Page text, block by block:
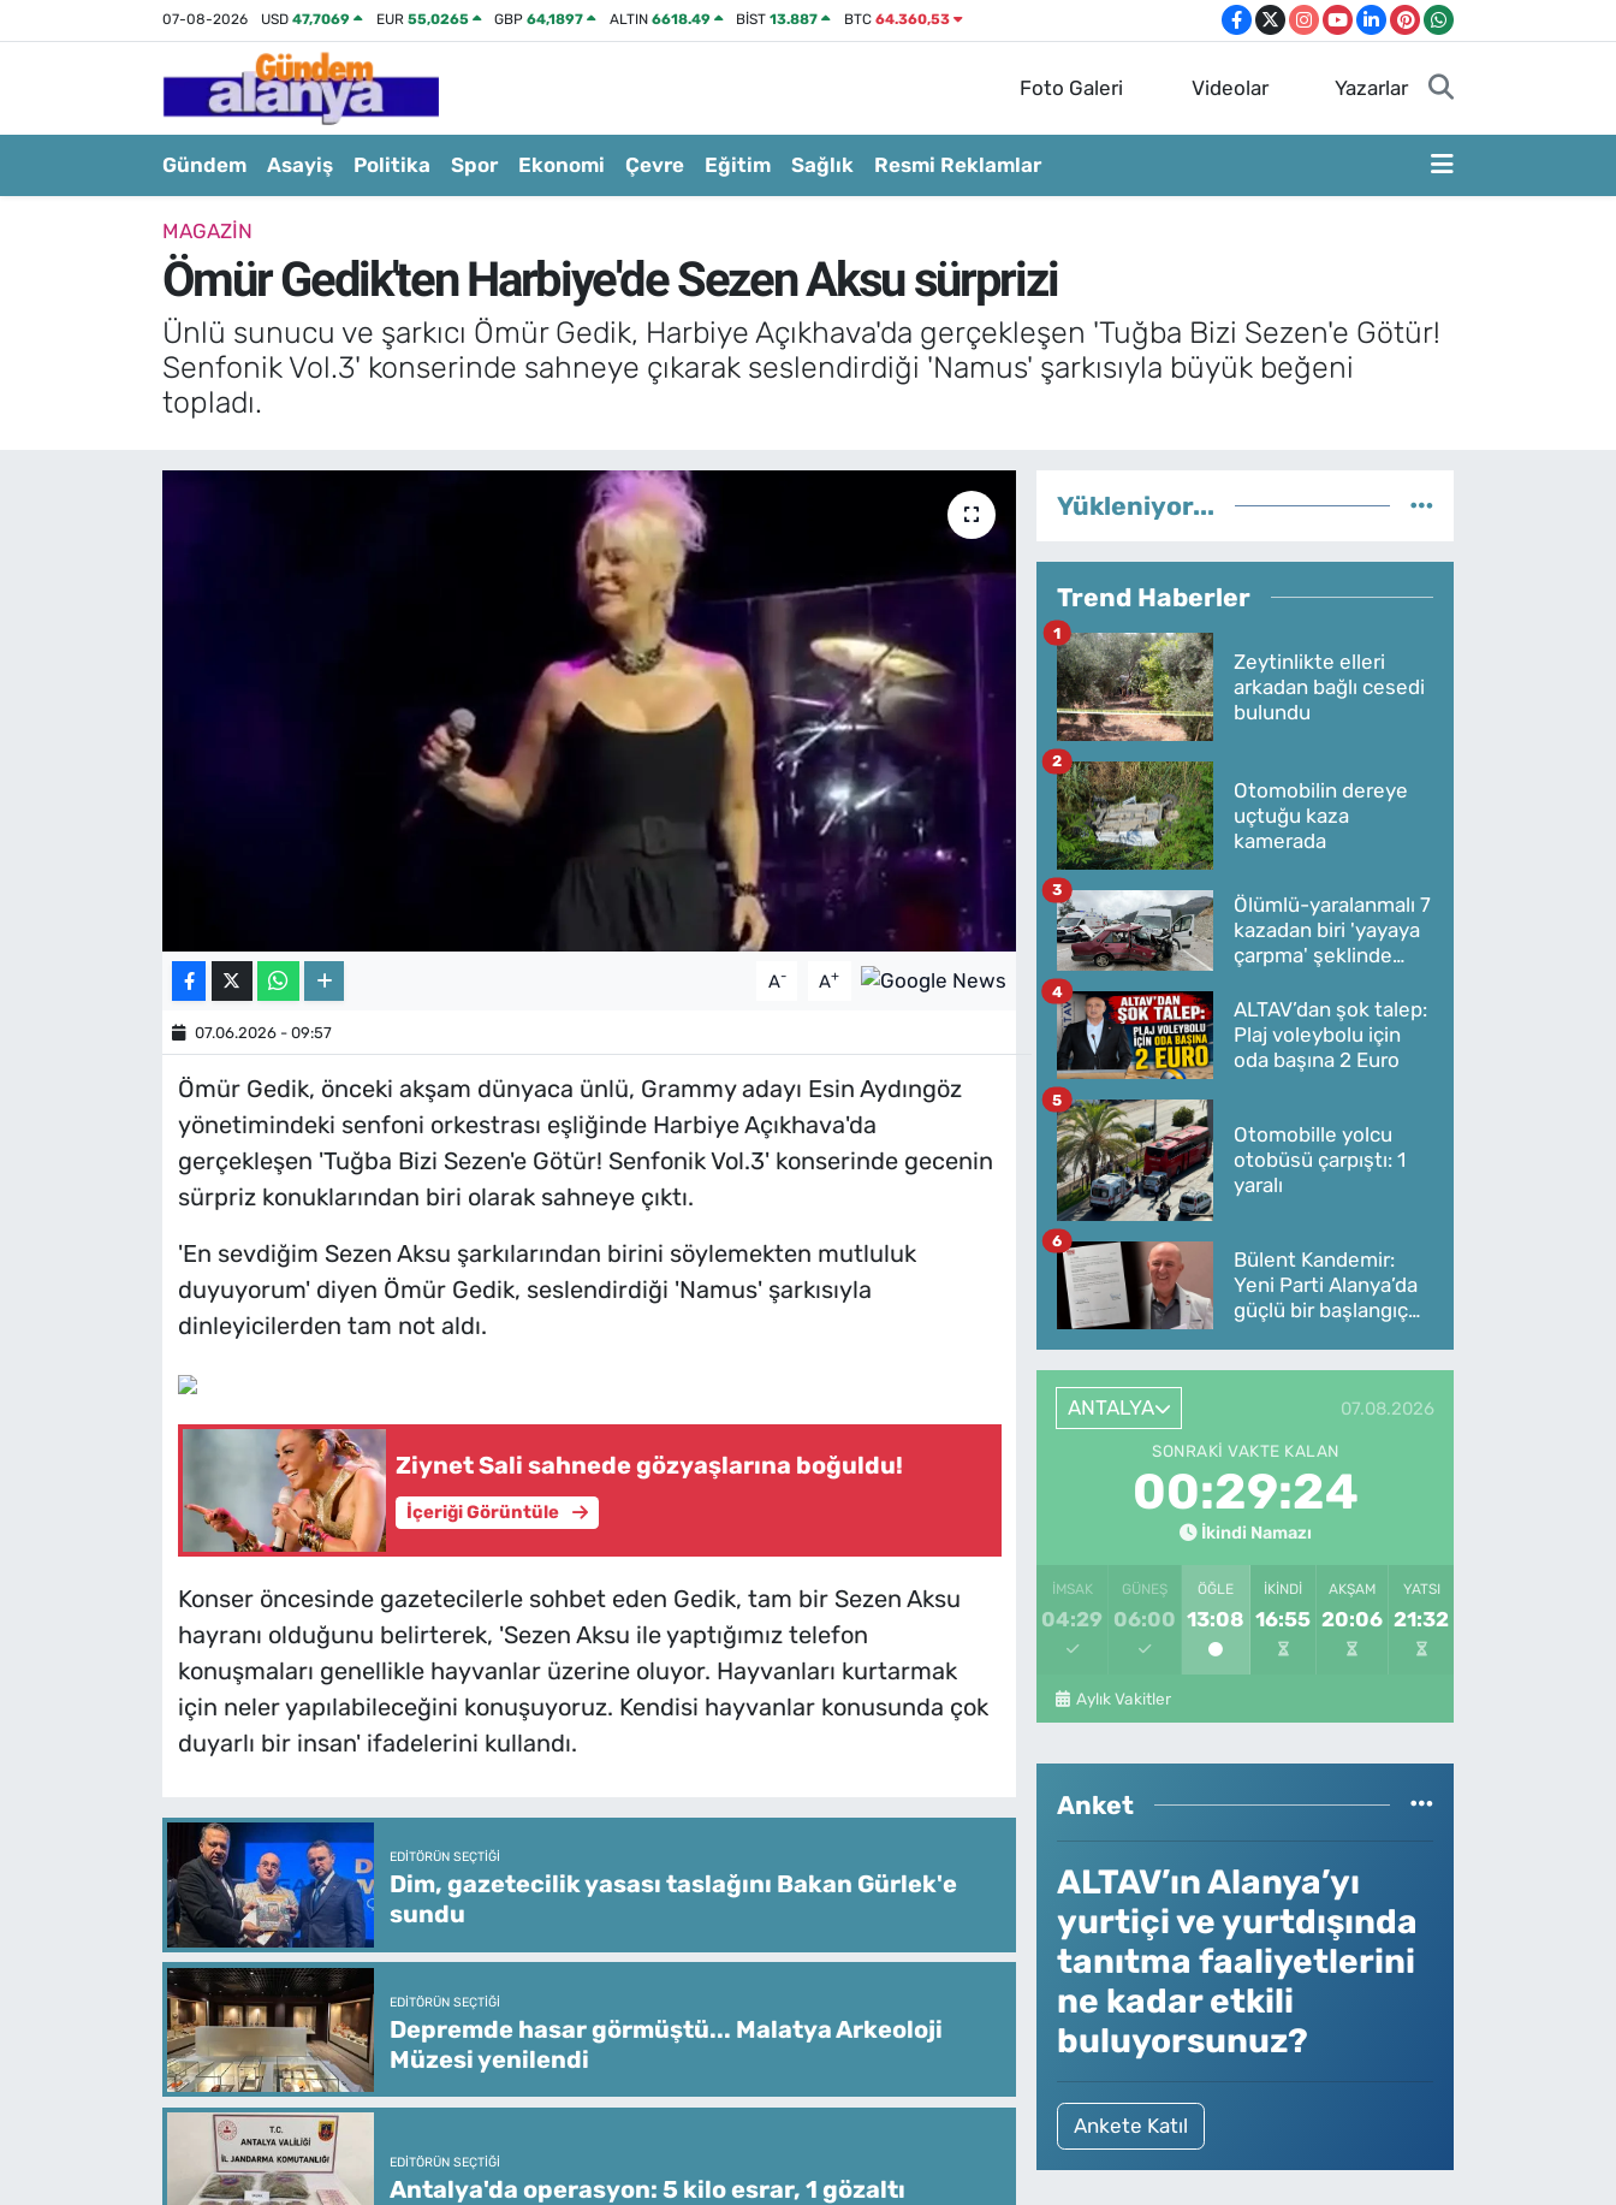
07-08-2026 USD47,7069 EUR 55,0265 GBP64,1897 ALTIN 6618.49 BİST13.887 BTC 64.360,53
Foto Galeri Videolar Yazarlar
Gündem Asayiş Politika Spor Ekonomi Çevre Eğitim Sağlık Resmi Reklamlar
MAGAZIN
Ömür Gedik'ten Harbiye'de Sezen Aksu sürprizi
Ünlü sunucu ve şarkıcı Ömür Gedik, Harbiye Açıkhava'da gerçekleşen 'Tuğba Bizi Sezen'e Götür!
Senfonik Vol.3' konserinde sahneye çıkarak seslendirdiği 'Namus' şarkısıyla büyük beğeni
topladı.
A- A+
07.06.2026 - 09:57
Ömür Gedik, önceki akşam dünyaca ünlü, Grammy adayı Esin Aydıngöz
yönetimindeki senfoni orkestrası eşliğinde Harbiye Açıkhava'da
gerçekleşen 'Tuğba Bizi Sezen'e Götür! Senfonik Vol.3' konserinde gecenin
sürpriz konuklarından biri olarak sahneye çıktı.
'En sevdiğim Sezen Aksu şarkılarından birini söylemekten mutluluk
duyuyorum' diyen Ömür Gedik, seslendirdiği 'Namus' şarkısıyla
dinleyicilerden tam not aldı.
Ziynet Sali sahnede gözyaşlarına boğuldu!
İçeriği Görüntüle
Konser öncesinde gazetecilerle sohbet eden Gedik, tam bir Sezen Aksu
hayranı olduğunu belirterek, 'Sezen Aksu ile yaptığımız telefon
konuşmaları genellikle hayvanlar üzerine oluyor. Hayvanları kurtarmak
için neler yapılabileceğini konuşuyoruz. Kendisi hayvanlar konusunda çok
duyarlı bir insan' ifadelerini kullandı.
EDITÖRÜN SEÇTIĞI
Dim, gazetecilik yasası taslağını Bakan Gürlek'e
sundu
EDITÖRÜN SEÇTIĞI
Depremde hasar görmüştü... Malatya Arkeoloji
Müzesi yenilendi
EDITÖRÜN SEÇTIĞI
Antalya'da operasyon: 5 kilo esrar, 1 gözaltı
Yükleniyor...
Trend Haberler
Zeytinlikte elleri
arkadan bağlı cesedi
bulundu
1
Otomobilin dereye
uçtuğu kaza
kamerada
2
Ölümlü-yaralanmalı 7
kazadan biri 'yayaya
çarpma' şeklinde
3
ALTAV’dan şok talep:
Plaj voleybolu için
oda başına 2 Euro
4
Otomobille yolcu
otobüsü çarpıştı: 1
yaralı
5
Bülent Kandemir:
Yeni Parti Alanya’da
güçlü bir başlangıç
6
ANTALYA 07.08.2026
SONRAKI VAKTE KALAN
00:29:24
İkindi Namazı
İMSAK
04:29
GÜNEŞ
06:00
ÖĞLE
13:08
İKINDI
16:55
AKŞAM
20:06
YATSI
21:32
Aylık Vakitler
Anket
ALTAV’ın Alanya’yı
yurtiçi ve yurtdışında
tanıtma faaliyetlerini
ne kadar etkili
buluyorsunuz?
Ankete Katıl